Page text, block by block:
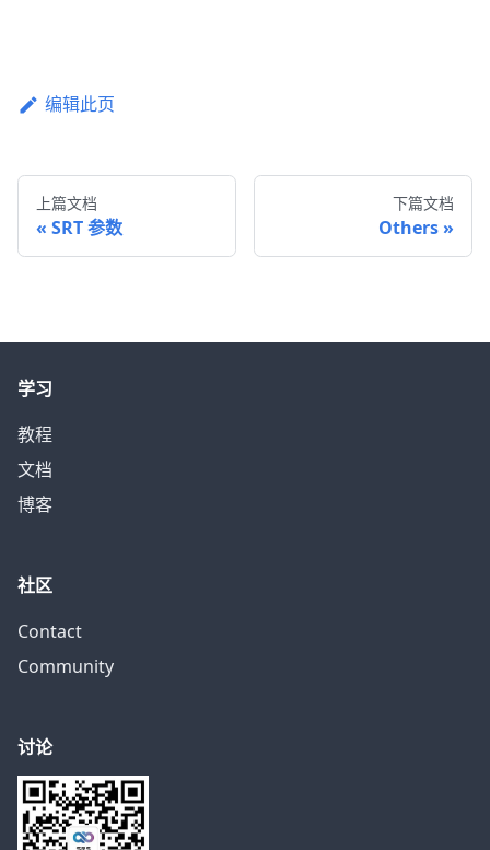
编辑此页
上篇文档
SRT 参数
下篇文档
Others
学习
教程
文档
博客
社区
Contact
Community
讨论